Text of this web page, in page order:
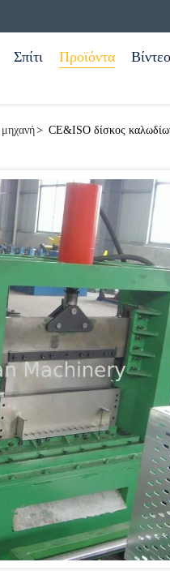
Σπίτι Προϊόντα Βίντεο
> CE&ISO δίσκος